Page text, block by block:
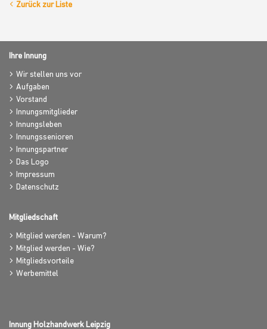
Zurück zur Liste
Ihre Innung
Wir stellen uns vor
Aufgaben
Vorstand
Innungsmitglieder
Innungsleben
Innungssenioren
Innungspartner
Das Logo
Impressum
Datenschutz
Mitgliedschaft
Mitglied werden - Warum?
Mitglied werden - Wie?
Mitgliedsvorteile
Werbemittel
Innung Holzhandwerk Leipzig